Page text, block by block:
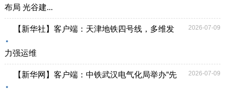
布局 光谷建...
2026-07-09
【新华社】客户端：天津地铁四号线，多维发
力强运维
2026-07-09
【新华网】客户端：中铁武汉电气化局举办“先